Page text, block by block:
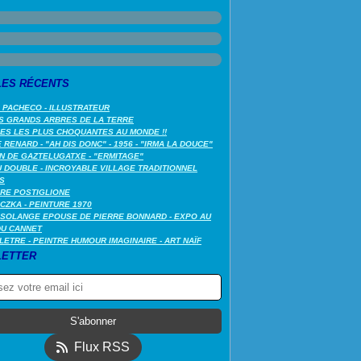
RÉCENTS
- ILLUSTRATEUR
GRANDS ARBRES DE LA TERRE
LES PLUS CHOQUANTES AU MONDE !!
RENARD - "AH DIS DONC" - 1956 - "IRMA LA DOUCE"
DE GAZTELUGATXE - "ERMITAGE"
DOUBLE - INCROYABLE VILLAGE TRADITIONNEL
POSTIGLIONE
- PEINTURE 1970
EPOUSE DE PIERRE BONNARD - EXPO AU
CANNET
- PEINTRE HUMOUR IMAGINAIRE - ART NAÏF
Flux RSS